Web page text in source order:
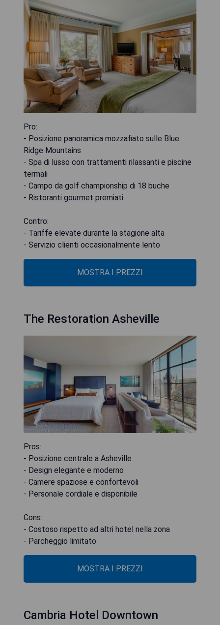
Pro:
- Posizione panoramica mozzafiato sulle Blue
Ridge Mountains
- Spa di lusso con trattamenti rilassanti e piscine
termali
- Campo da golf championship di 18 buche
- Ristoranti gourmet premiati
Contro:
- Tariffe elevate durante la stagione alta
- Servizio clienti occasionalmente lento
MOSTRA I PREZZI
The Restoration Asheville
Pros:
- Posizione centrale a Asheville
- Design elegante e moderno
- Camere spaziose e confortevoli
- Personale cordiale e disponibile
Cons:
- Costoso rispetto ad altri hotel nella zona
- Parcheggio limitato
MOSTRA I PREZZI
Cambria Hotel Downtown